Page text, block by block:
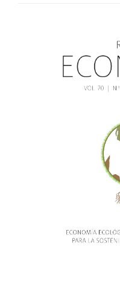
artículo